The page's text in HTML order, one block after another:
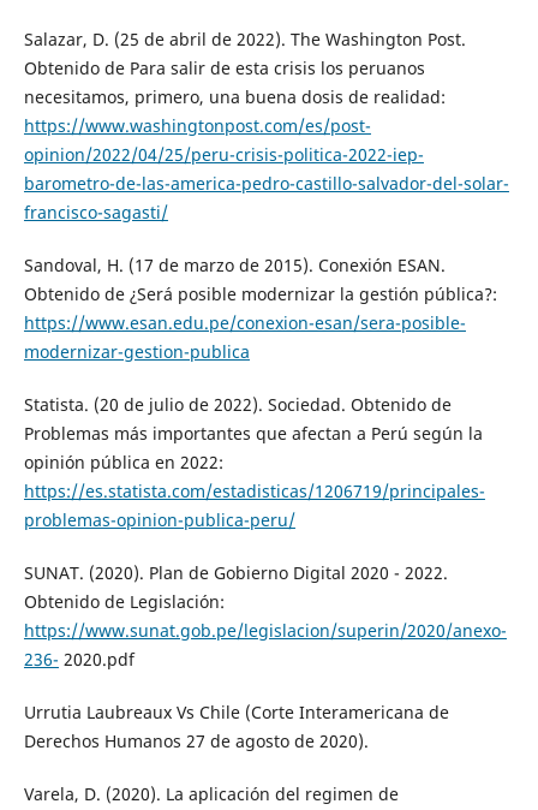
Salazar, D. (25 de abril de 2022). The Washington Post.
Obtenido de Para salir de esta crisis los peruanos
necesitamos, primero, una buena dosis de realidad:
https://www.washingtonpost.com/es/post-
opinion/2022/04/25/peru-crisis-politica-2022-iep-
barometro-de-las-america-pedro-castillo-salvador-del-solar-
francisco-sagasti/
Sandoval, H. (17 de marzo de 2015). Conexión ESAN.
Obtenido de ¿Será posible modernizar la gestión pública?:
https://www.esan.edu.pe/conexion-esan/sera-posible-
modernizar-gestion-publica
Statista. (20 de julio de 2022). Sociedad. Obtenido de
Problemas más importantes que afectan a Perú según la
opinión pública en 2022:
https://es.statista.com/estadisticas/1206719/principales-
problemas-opinion-publica-peru/
SUNAT. (2020). Plan de Gobierno Digital 2020 - 2022.
Obtenido de Legislación:
https://www.sunat.gob.pe/legislacion/superin/2020/anexo-
236- 2020.pdf
Urrutia Laubreaux Vs Chile (Corte Interamericana de
Derechos Humanos 27 de agosto de 2020).
Varela, D. (2020). La aplicación del regimen de